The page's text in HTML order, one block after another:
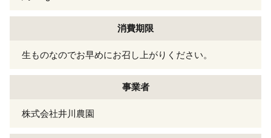
消費期限
生ものなのでお早めにお召し上がりください。
事業者
株式会社井川農園